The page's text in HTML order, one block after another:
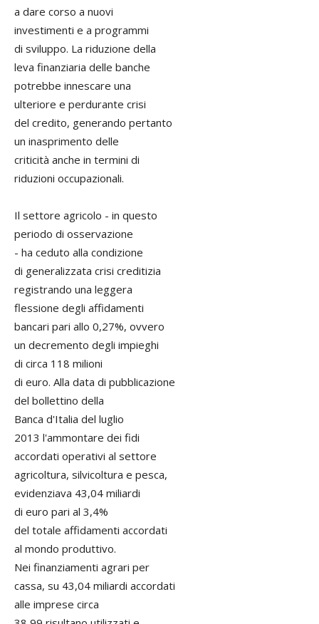
a dare corso a nuovi
investimenti e a programmi
di sviluppo. La riduzione della
leva finanziaria delle banche
potrebbe innescare una
ulteriore e perdurante crisi
del credito, generando pertanto
un inasprimento delle
criticità anche in termini di
riduzioni occupazionali.
Il settore agricolo - in questo
periodo di osservazione
- ha ceduto alla condizione
di generalizzata crisi creditizia
registrando una leggera
flessione degli affidamenti
bancari pari allo 0,27%, ovvero
un decremento degli impieghi
di circa 118 milioni
di euro. Alla data di pubblicazione
del bollettino della
Banca d'Italia del luglio
2013 l'ammontare dei fidi
accordati operativi al settore
agricoltura, silvicoltura e pesca,
evidenziava 43,04 miliardi
di euro pari al 3,4%
del totale affidamenti accordati
al mondo produttivo.
Nei finanziamenti agrari per
cassa, su 43,04 miliardi accordati
alle imprese circa